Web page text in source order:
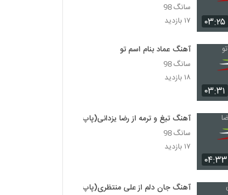
دانلود آهنگ جدید و زیبای محمد اصفهانی با نام
حالا که اومدی
دانلود آهنگ به جون تو از سارا نگار
ابراهیم نامی آهنگ حالیت نیست
۲۲۴ بازدید
دانلود آهنگ نم نم از آیدین دخانی
۲۴۵ بازدید
۰۳:۲۵
سانگ 98
۱۷ بازدید
۰۳:۳۱
آهنگ عماد بنام اسم تو
سانگ 98
۱۸ بازدید
۰۴:۳۳
آهنگ تیغ و ترمه از رضا یزدانی(پاپ)
سانگ 98
۱۷ بازدید
آهنگ جان دلم از علی منتظری(پاپ)